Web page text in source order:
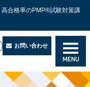
合格率のPMP®試験対策講
お問い合わせ
MENU